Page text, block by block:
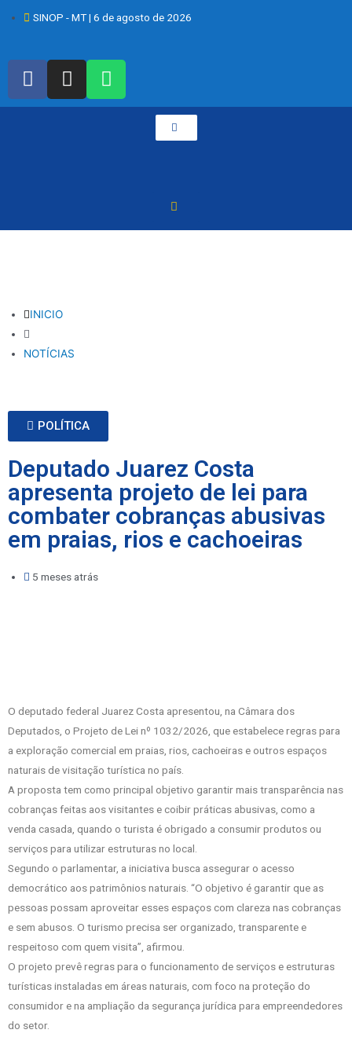
SINOP - MT | 6 de agosto de 2026
INICIO
NOTÍCIAS
POLÍTICA
Deputado Juarez Costa
apresenta projeto de lei para
combater cobranças abusivas
em praias, rios e cachoeiras
5 meses atrás
O deputado federal Juarez Costa apresentou, na Câmara dos
Deputados, o Projeto de Lei nº 1032/2026, que estabelece regras para
a exploração comercial em praias, rios, cachoeiras e outros espaços
naturais de visitação turística no país.
A proposta tem como principal objetivo garantir mais transparência nas
cobranças feitas aos visitantes e coibir práticas abusivas, como a
venda casada, quando o turista é obrigado a consumir produtos ou
serviços para utilizar estruturas no local.
Segundo o parlamentar, a iniciativa busca assegurar o acesso
democrático aos patrimônios naturais. “O objetivo é garantir que as
pessoas possam aproveitar esses espaços com clareza nas cobranças
e sem abusos. O turismo precisa ser organizado, transparente e
respeitoso com quem visita”, afirmou.
O projeto prevê regras para o funcionamento de serviços e estruturas
turísticas instaladas em áreas naturais, com foco na proteção do
consumidor e na ampliação da segurança jurídica para empreendedores
do setor.